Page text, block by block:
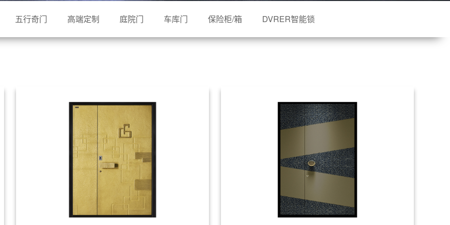
五行奇门 高端定制 庭院门 车库门 保险柜/箱 DVRER智能锁